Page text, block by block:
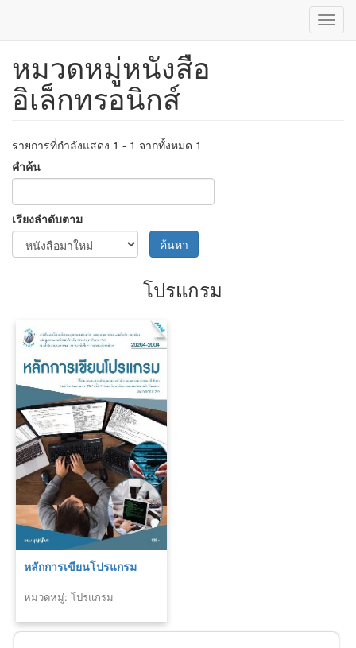
ข้าม
เนื้อหา
หมวดหมู่หนังสือ
อิเล็กทรอนิกส์
รายการที่กำลังแสดง 1 - 1 จากทั้งหมด 1
คำค้น
เรียงลำดับตาม
ค้นหา
โปรแกรม
หลักการเขียนโปรแกรม
หมวดหมู่: โปรแกรม